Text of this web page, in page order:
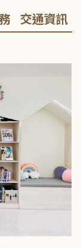
交通資訊